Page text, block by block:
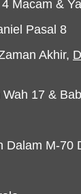
Macam &
Pasal 8
Akhir, D
17 &
Dalam M-70